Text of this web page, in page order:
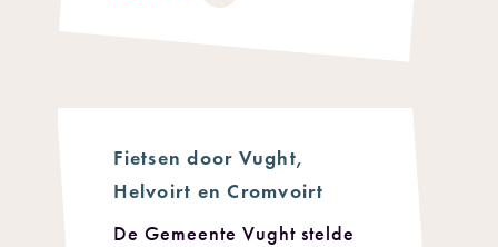
Fietsen door Vught,
Helvoirt en Cromvoirt
De Gemeente Vught stelde